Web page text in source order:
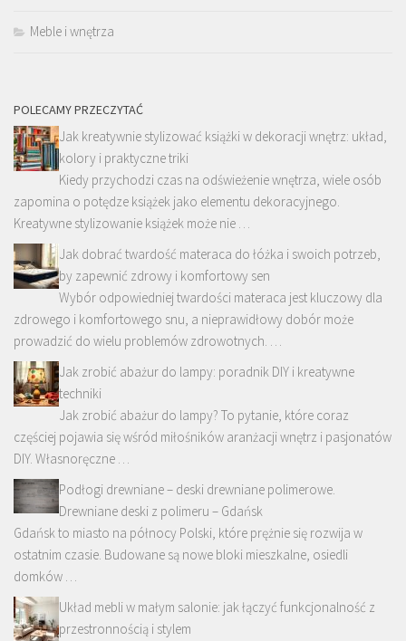
Meble i wnętrza
POLECAMY PRZECZYTAĆ
Jak kreatywnie stylizować książki w dekoracji wnętrz: układ,
kolory i praktyczne triki
Kiedy przychodzi czas na odświeżenie wnętrza, wiele osób
zapomina o potędze książek jako elementu dekoracyjnego.
Kreatywne stylizowanie książek może nie …
Jak dobrać twardość materaca do łóżka i swoich potrzeb,
by zapewnić zdrowy i komfortowy sen
Wybór odpowiedniej twardości materaca jest kluczowy dla
zdrowego i komfortowego snu, a nieprawidłowy dobór może
prowadzić do wielu problemów zdrowotnych. …
Jak zrobić abażur do lampy: poradnik DIY i kreatywne
techniki
Jak zrobić abażur do lampy? To pytanie, które coraz
częściej pojawia się wśród miłośników aranżacji wnętrz i pasjonatów
DIY. Własnoręczne …
Podłogi drewniane – deski drewniane polimerowe.
Drewniane deski z polimeru – Gdańsk
Gdańsk to miasto na północy Polski, które prężnie się rozwija w
ostatnim czasie. Budowane są nowe bloki mieszkalne, osiedli
domków …
Układ mebli w małym salonie: jak łączyć funkcjonalność z
przestronnością i stylem